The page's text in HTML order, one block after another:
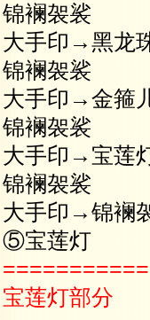
锦襕袈裟
大手印→黑
锦襕袈裟
大手印→金
锦襕袈裟
大手印→宝
锦襕袈裟
大手印→锦襕
⑤宝莲灯
宝莲灯部分